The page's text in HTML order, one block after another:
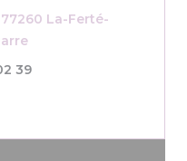
La-Ferté-
((opent in een nieuw
39